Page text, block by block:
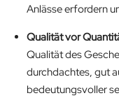
Anlässe erfordern
Qualität vor
Qualität des
durchdachtes, gut
bedeutungsvoller